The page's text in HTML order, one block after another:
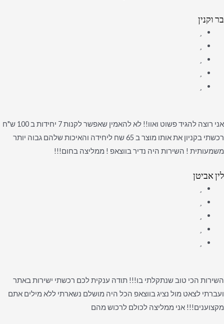
בר וקנין
אני רוצה להגיד פשוט ואוו!! לא להאמין שאפשר לקנות 7 יחידות ב 100 ש"ח
רכשתי בקניון את אותו מוצר ב 65 שח ליחידה והאיכות שלהם גבוה יותר
משמעותית ! השירות היה נדיר בווצאפ ! ממליצה בחום!!!
לין אביטן
השירות הכי טוב שנתקלתי בו!!! תודה ענקית לכם רכשתי ישירות באתר
ועברתי לצאט מול נציג בווצאפ הכל היה מושלם נשארתי ללא מילים אתם
מקצוענים!!! אני ממליצה לכולם לרכוש מהם